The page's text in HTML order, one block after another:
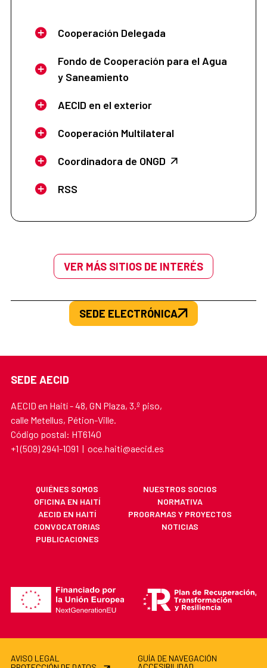
Cooperación Delegada
Fondo de Cooperación para el Agua
y Saneamiento
AECID en el exterior
Cooperación Multilateral
Coordinadora de ONGD
RSS
VER MÁS SITIOS DE INTERÉS
SEDE ELECTRÓNICA
SEDE AECID
AECID en Haití - 48, GN Plaza, 3.º piso,
calle Metellus, Pétion-Ville.
Código postal: HT6140
+1 (509) 2941-1091 | oce.haiti@aecid.es
QUIÉNES SOMOS
NUESTROS SOCIOS
OFICINA EN HAITÍ
NORMATIVA
AECID EN HAITÍ
PROGRAMAS Y PROYECTOS
CONVOCATORIAS
NOTICIAS
PUBLICACIONES
AVISO LEGAL
GUÍA DE NAVEGACIÓN